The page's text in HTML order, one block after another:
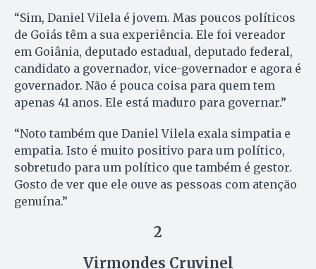
“Sim, Daniel Vilela é jovem. Mas poucos políticos
de Goiás têm a sua experiência. Ele foi vereador
em Goiânia, deputado estadual, deputado federal,
candidato a governador, vice-governador e agora é
governador. Não é pouca coisa para quem tem
apenas 41 anos. Ele está maduro para governar.”
“Noto também que Daniel Vilela exala simpatia e
empatia. Isto é muito positivo para um político,
sobretudo para um político que também é gestor.
Gosto de ver que ele ouve as pessoas com atenção
genuína.”
2
Virmondes Cruvinel